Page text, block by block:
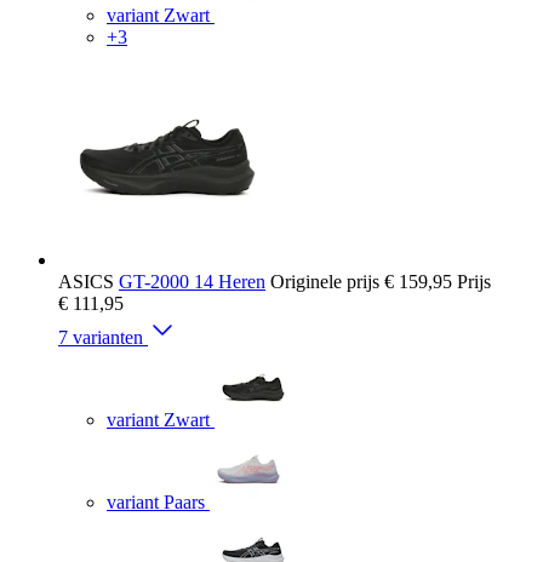
variant Zwart
+3
ASICS GT-2000 14 Heren Originele prijs € 159,95 Prijs
€ 111,95
7 varianten
variant Zwart
variant Paars